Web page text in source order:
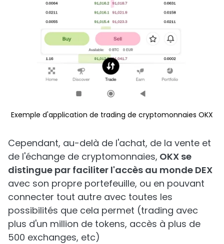
Exemple d'application de trading de cryptomonnaies OKX
Cependant, au-delà de l'achat, de la vente et
de l'échange de cryptomonnaies, OKX se
distingue par faciliter l'accès au monde DEX
avec son propre portefeuille, ou en pouvant
connecter tout autre avec toutes les
possibilités que cela permet (trading avec
plus d'un million de tokens, accès à plus de
500 exchanges, etc)